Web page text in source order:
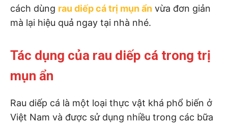
cách dùng rau diếp cá trị mụn ẩn vừa đơn giản
mà lại hiệu quả ngay tại nhà nhé.
Tác dụng của rau diếp cá trong trị
mụn ẩn
Rau diếp cá là một loại thực vật khá phổ biến ở
Việt Nam và được sử dụng nhiều trong các bữa